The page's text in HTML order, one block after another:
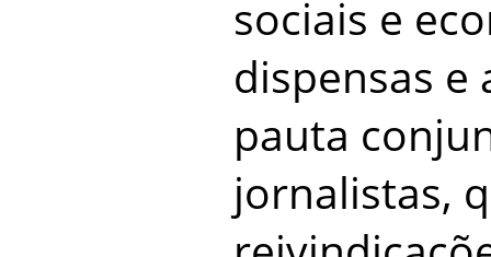
sociais e
dispensas
pauta
jornalistas,